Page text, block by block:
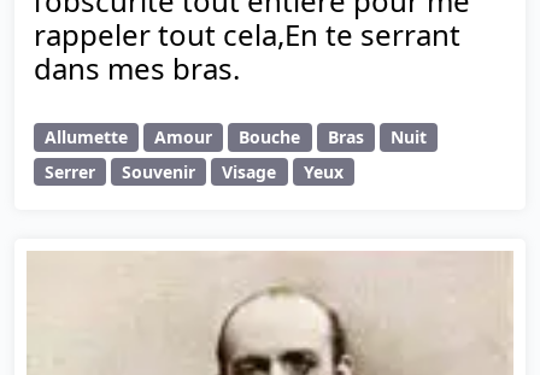
rappeler tout cela,En te serrant
dans mes bras.
Allumette Amour Bouche Bras
Nuit
Serrer
Souvenir Visage Yeux